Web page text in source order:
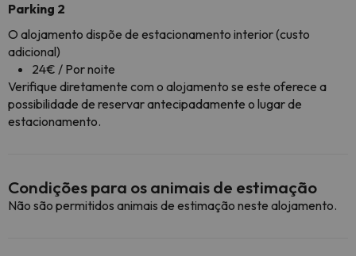
Parking 2
O alojamento dispõe de estacionamento interior (custo
adicional)
24€ / Por noite
Verifique diretamente com o alojamento se este oferece a
possibilidade de reservar antecipadamente o lugar de
estacionamento.
Condições para os animais de estimação
Não são permitidos animais de estimação neste alojamento.